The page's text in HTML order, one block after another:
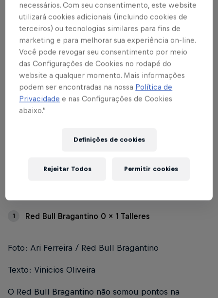
COMPETIÇÕES CONTINENTAIS
Com dez em campo,
Red Bull Bragantino
perde para o Talleres
na Sul-Americana
Published on05.05.2021 · 21:39 UTC
1 Red Bull Bragantino 0 x 1 Talleres
Foto: Ari Ferreira / Red Bull Bragantino
Texto: Vinicios Oliveira
O Red Bull Bragantino não somou pontos na
necessários. Com seu consentimento, este website
utilizará cookies adicionais (incluindo cookies de
terceiros) ou tecnologias similares para fins de
marketing e para melhorar sua experiência on-line.
Você pode revogar seu consentimento por meio
das Configurações de Cookies no rodapé do
website a qualquer momento. Mais informações
podem ser encontradas na nossa Política de
Privacidade e nas Configurações de Cookies
abaixo.”
Definições de cookies
Rejeitar Todos Permitir cookies